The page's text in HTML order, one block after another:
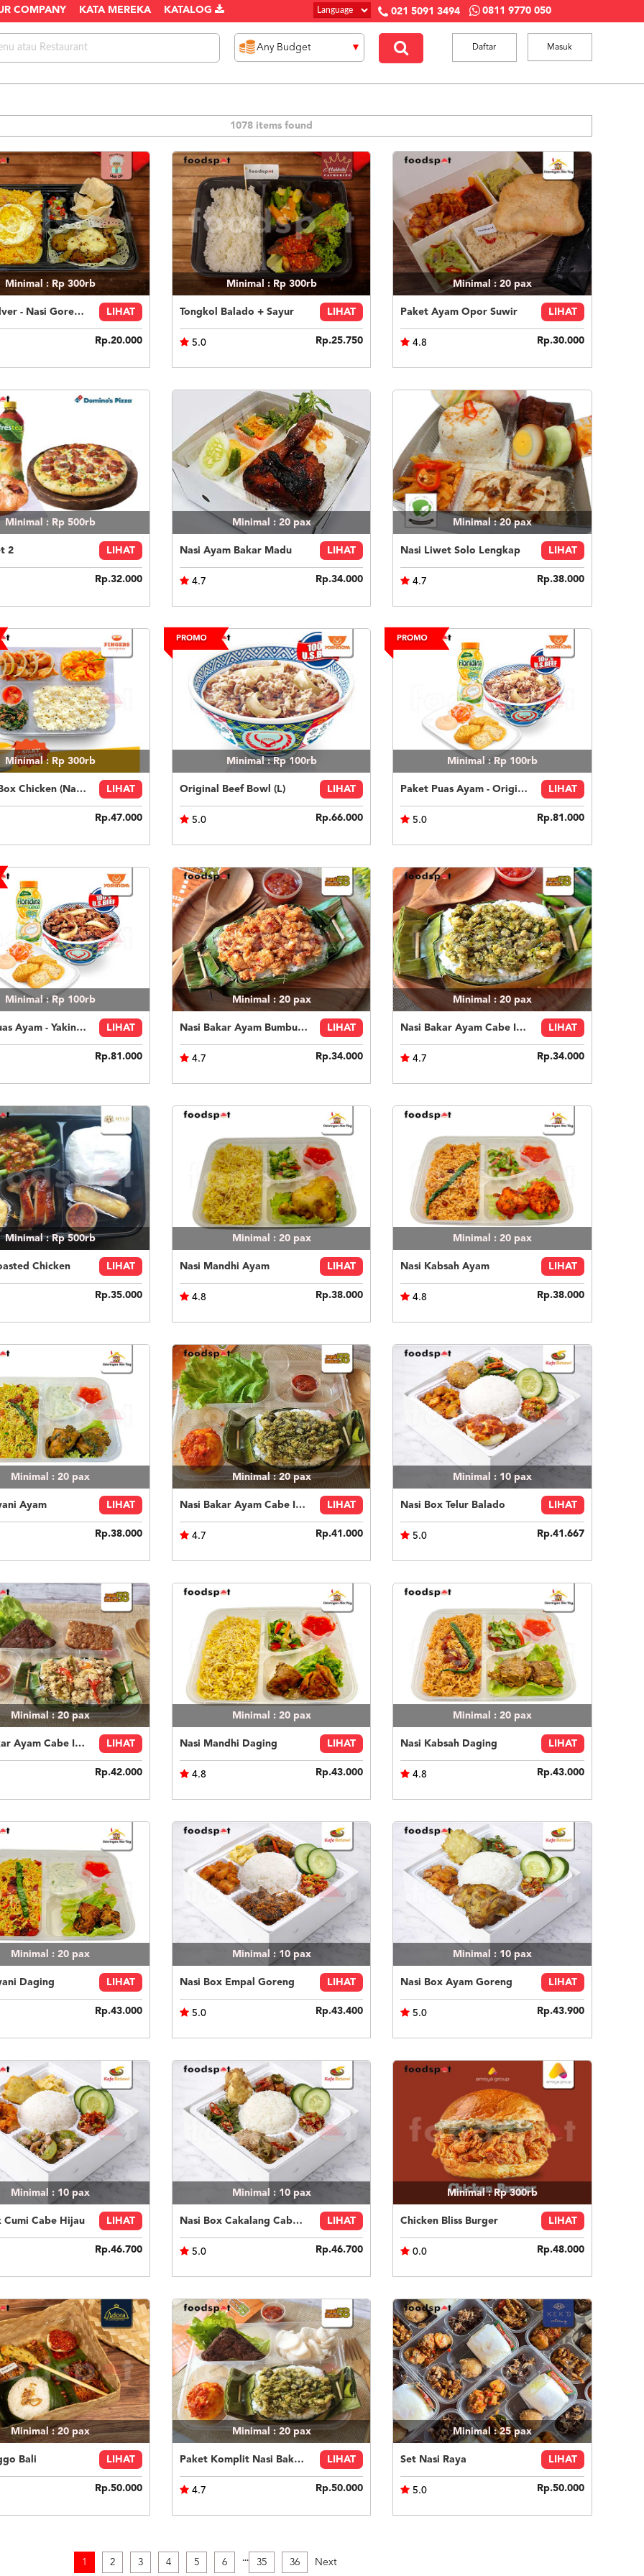
COMPANY KATA MEREKA KATALOG 021 5091 3494 0811 9770 050
Masuk
Daftar
1078 items found
Minimal : Rp 300rb
Paket Silver - Nasi Goreng Nanas Geprek Mozza LIHAT
Rp.20.000
Minimal : Rp 300rb
Tongkol Balado + Sayur LIHAT
5.0 Rp.25.750
Minimal : 20pax
Paket Ayam Opor Suwir LIHAT
4.8 Rp.30.000
Minimal : Rp 500rb
2 LIHAT
Rp.32.000
Minimal : 20 pax
Nasi Ayam Bakar Madu LIHAT
4.7 Rp.34.000
Minimal : 20pax
Nasi Liwet Solo Lengkap LIHAT
4.7 Rp.38.000
Minimal : Rp 300rb
Fingers Box Chicken (Nasi Putih) Silky Pudding LIHAT
Rp.47.000
Minimal : Rp 100rb
Original Beef Bowl (L) LIHAT
5.0 Rp.66.000
Minimal : Rp 100rb
Paket Puas Ayam - Original Beef Paket Puas (R) LIHAT
5.0 Rp.81.000
Minimal : Rp 100rb
Paket Puas Ayam - Yakiniku Beef Paket Puas (R) LIHAT
Rp.81.000
Minimal : 20 pax
Nasi Bakar Ayam Bumbu Bali + Kerupuk LIHAT
4.7 Rp.34.000
Minimal : 20pax
Nasi Bakar Ayam Cabe Ijo + Kerupuk LIHAT
4.7 Rp.34.000
Minimal : Rp 500rb
Chicken LIHAT
Rp.35.000
Minimal : 20 pax
Nasi Mandhi Ayam LIHAT
4.8 Rp.38.000
Minimal : 20 pax
Nasi Kabsah Ayam LIHAT
4.8 Rp.38.000
Minimal : 20 pax
Ayam LIHAT
Rp.38.000
Minimal : 20pax
Nasi Bakar Ayam Cabe Ijo + Telor Balado LIHAT
4.7 Rp.41.000
Minimal : 10 pax
Nasi Box Telur Balado LIHAT
5.0 Rp.41.667
Minimal : 20pax
Nasi Bakar Ayam Cabe Ijo + Tahu Tempe LIHAT
Rp.42.000
Minimal : 20 pax
Nasi Mandhi Daging LIHAT
4.8 Rp.43.000
Minimal : 20 pax
Nasi Kabsah Daging LIHAT
4.8 Rp.43.000
Minimal : 20 pax
Daging LIHAT
Rp.43.000
Minimal : 10 pax
Nasi Box Empal Goreng LIHAT
5.0 Rp.43.400
Minimal : 10 pax
Nasi Box Ayam Goreng LIHAT
5.0 Rp.43.900
Minimal : 10 pax
Cumi Cabe Hijau LIHAT
Rp.46.700
Minimal : 10 pax
Nasi Box Cakalang Cabe Hijau LIHAT
5.0 Rp.46.700
Minimal : Rp 300rb
Chicken Bliss Burger LIHAT
0.0 Rp.48.000
Minimal : 20pax
Bali LIHAT
Rp.50.000
Minimal : 20pax
Paket Komplit Nasi Bakar Ayam Cabe Ijo LIHAT
4.7 Rp.50.000
Minimal : 25pax
Set Nasi Raya LIHAT
5.0 Rp.50.000
1 2 3 4 5 6 ... 35 36 Next